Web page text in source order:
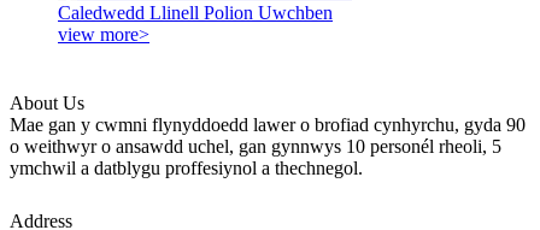
Caledwedd Llinell Polion Uwchben
view more>
About Us
Mae gan y cwmni flynyddoedd lawer o brofiad cynhyrchu, gyda 90
o weithwyr o ansawdd uchel, gan gynnwys 10 personél rheoli, 5
ymchwil a datblygu proffesiynol a thechnegol.
Address